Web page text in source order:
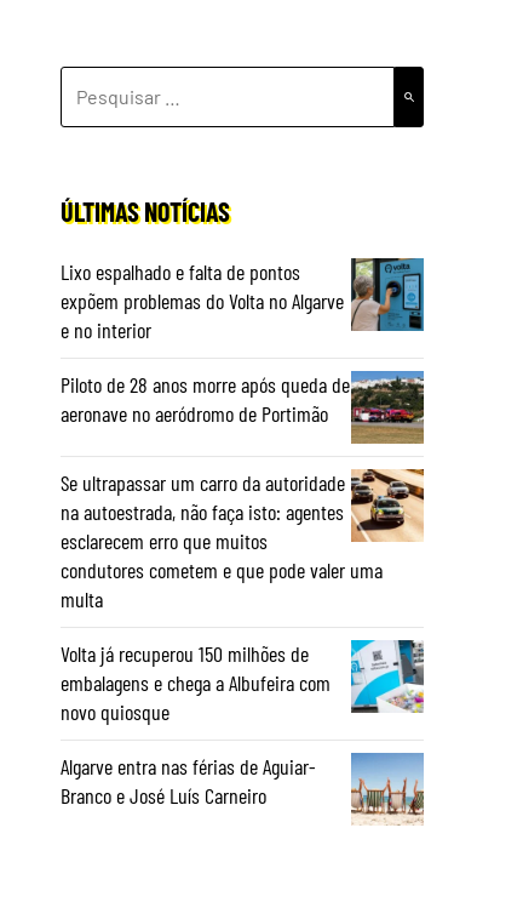
POR:
ÚLTIMAS NOTÍCIAS
Lixo espalhado e falta de pontos
expõem problemas do Volta no Algarve
e no interior
Piloto de 28 anos morre após queda de
aeronave no aeródromo de Portimão
Se ultrapassar um carro da autoridade
na autoestrada, não faça isto: agentes
esclarecem erro que muitos
condutores cometem e que pode valer uma
multa
Volta já recuperou 150 milhões de
embalagens e chega a Albufeira com
novo quiosque
Algarve entra nas férias de Aguiar-
Branco e José Luís Carneiro